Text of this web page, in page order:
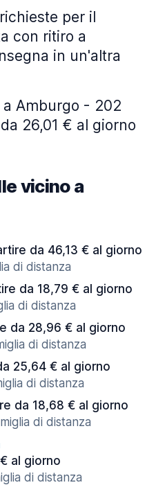
per il
con ritiro a
in un'altra
Amburgo - 202
26,01 € al giorno
vicino a
da 46,13 € al giorno
di distanza
da 18,79 € al giorno
di distanza
da 28,96 € al giorno
di distanza
25,64 € al giorno
di distanza
da 18,68 € al giorno
di distanza
al giorno
di distanza